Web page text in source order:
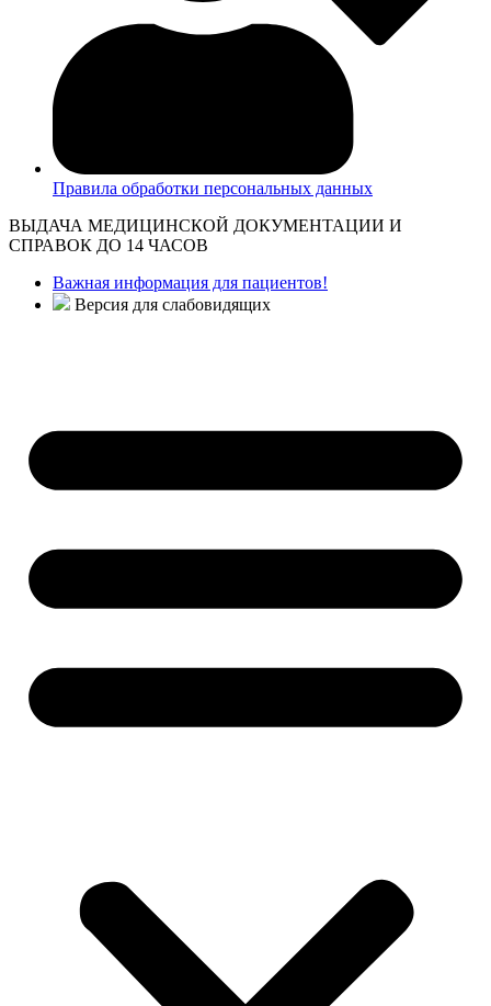
Правила обработки персональных данных
ВЫДАЧА МЕДИЦИНСКОЙ ДОКУМЕНТАЦИИ И
СПРАВОК ДО 14 ЧАСОВ
Важная информация для пациентов!
Версия для слабовидящих